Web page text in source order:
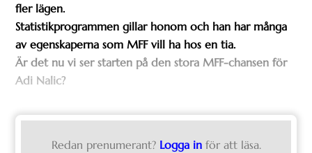
fler lägen.
Statistikprogrammen gillar honom och han har många
av egenskaperna som MFF vill ha hos en tia.
Är det nu vi ser starten på den stora MFF-chansen för
Adi Nalic?
Redan prenumerant? Logga in för att läsa.